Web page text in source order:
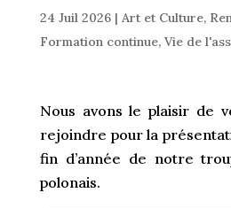
24 Juil 2026| Art et Culture,
Formation continue, Vie de
Nous avons le plaisir de
rejoindre pour la
fin d’année de notre
polonais.